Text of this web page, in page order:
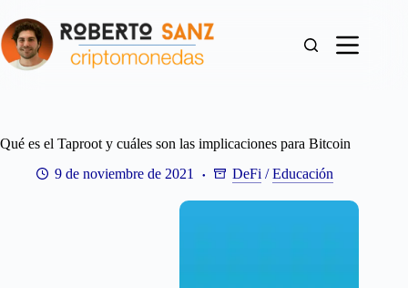
al
contenido
Qué es el Taproot y cuáles son las implicaciones para Bitcoin
9 de noviembre de 2021
DeFi /Educación